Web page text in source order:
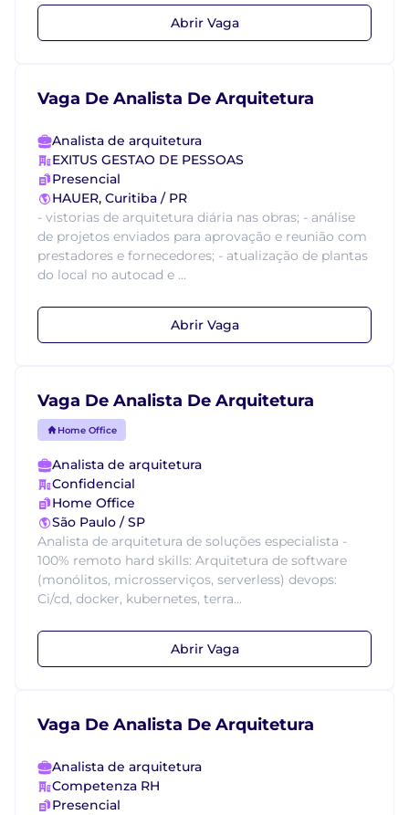
Abrir Vaga
Vaga De Analista De Arquitetura
Analista de arquitetura
EXITUS GESTAO DE PESSOAS
Presencial
HAUER, Curitiba / PR
- vistorias de arquitetura diária nas obras; - análise
de projetos enviados para aprovação e reunião com
prestadores e fornecedores; - atualização de plantas
do local no autocad e ...
Abrir Vaga
Vaga De Analista De Arquitetura
Home Office
Analista de arquitetura
Confidencial
Home Office
São Paulo / SP
Analista de arquitetura de soluções especialista -
100% remoto hard skills: Arquitetura de software
(monólitos, microsserviços, serverless) devops:
Ci/cd, docker, kubernetes, terra...
Abrir Vaga
Vaga De Analista De Arquitetura
Analista de arquitetura
Competenza RH
Presencial